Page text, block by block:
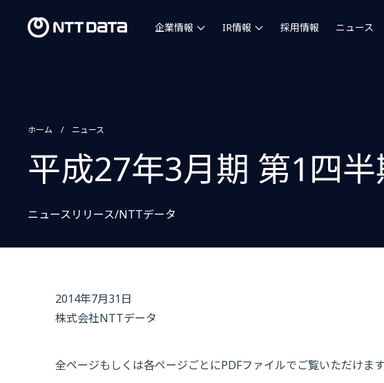
企業情報 IR情報 採用情報 ニュース
ホーム ニュース
平成27年3月期 第1四
ニュースリリース/NTTデータ
2014年7月31日
株式会社NTTデータ
全ページもしくは各ページごとにPDFファイルでご覧いただけます